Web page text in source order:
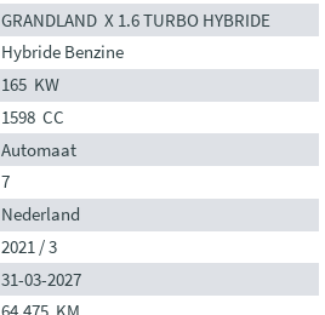
GRANDLAND X 1.6 TURBO HYBRIDE
Hybride Benzine
165 KW
1598 CC
Automaat
7
Nederland
2021 / 3
31-03-2027